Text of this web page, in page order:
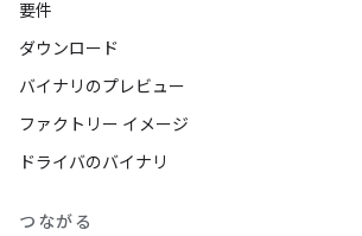
要件
ダウンロード
バイナリのプレビュー
ファクトリー イメージ
ドライバのバイナリ
つながる